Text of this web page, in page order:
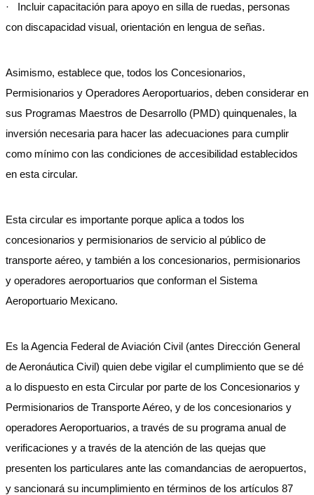
· Incluir capacitación para apoyo en silla de ruedas, personas
con discapacidad visual, orientación en lengua de señas.
Asimismo, establece que, todos los Concesionarios,
Permisionarios y Operadores Aeroportuarios, deben considerar en
sus Programas Maestros de Desarrollo (PMD) quinquenales, la
inversión necesaria para hacer las adecuaciones para cumplir
como mínimo con las condiciones de accesibilidad establecidos
en esta circular.
Esta circular es importante porque aplica a todos los
concesionarios y permisionarios de servicio al público de
transporte aéreo, y también a los concesionarios, permisionarios
y operadores aeroportuarios que conforman el Sistema
Aeroportuario Mexicano.
Es la Agencia Federal de Aviación Civil (antes Dirección General
de Aeronáutica Civil) quien debe vigilar el cumplimiento que se dé
a lo dispuesto en esta Circular por parte de los Concesionarios y
Permisionarios de Transporte Aéreo, y de los concesionarios y
operadores Aeroportuarios, a través de su programa anual de
verificaciones y a través de la atención de las quejas que
presenten los particulares ante las comandancias de aeropuertos,
y sancionará su incumplimiento en términos de los artículos 87